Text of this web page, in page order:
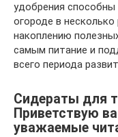
удобрения способны
огороде в
накоплению
самым питание и
всего периода
Сидераты для
Приветствую
уважаемые